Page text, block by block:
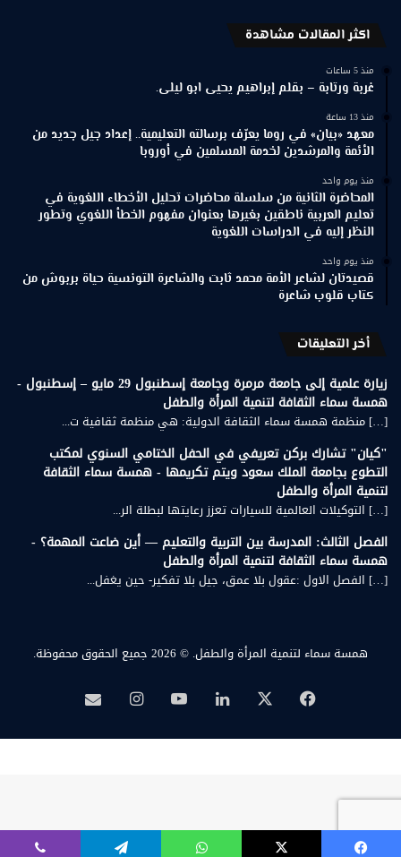
اكثر المقالات مشاهدة
منذ 5 ساعات
غربة ورتابة – بقلم إبراهيم يحيى ابو ليلى.
منذ 13 ساعة
معهد «بيان» في روما يعرّف برسالته التعليمية.. إعداد جيل جديد من
الأئمة والمرشدين لخدمة المسلمين في أوروبا
منذ يوم واحد
المحاضرة الثانية من سلسلة محاضرات تحليل الأخطاء اللغوية في
تعليم العربية ناطقين بغيرها بعنوان مفهوم الخطأ اللغوي وتطور
النظر إليه في الدراسات اللغوية
منذ يوم واحد
قصيدتان لشاعر الأمة محمد ثابت والشاعرة التونسية حياة بربوش من
كتاب قلوب شاعرة
أخر التعليقات
زيارة علمية إلى جامعة مرمرة وجامعة إسطنبول 29 مايو – إسطنبول -
همسة سماء الثقافة لتنمية المرأة والطفل
[…] منظمة همسة سماء الثقافة الدولية: هي منظمة ثقافية ت...
"كيان" تشارك بركن تعريفي في الحفل الختامي السنوي لمكتب
التطوع بجامعة الملك سعود ويتم تكريمها - همسة سماء الثقافة
لتنمية المرأة والطفل
[…] التوكيلات العالمية للسيارات تعزز رعايتها لبطلة الر...
الفصل الثالث: المدرسة بين التربية والتعليم — أين ضاعت المهمة؟ -
همسة سماء الثقافة لتنمية المرأة والطفل
[…] الفصل الاول :عقول بلا عمق، جيل بلا تفكير- حين يغفل...
همسة سماء لتنمية المرأة والطفل. © 2026 جميع الحقوق محفوظة.
فيسبوك لينكدإن‫YouTubeانستقرامبريد
همسة